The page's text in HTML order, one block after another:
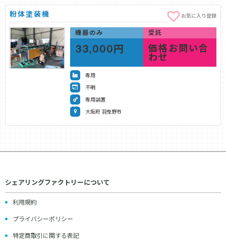
粉体塗装機 お気に入り登録
機器のみ
33,000円
受託
価格お問い合
わせ
専用
不明
専用装置
大阪府 羽曳野市
シェアリングファクトリーについて
利用規約
プライバシーポリシー
特定商取引に関する表記